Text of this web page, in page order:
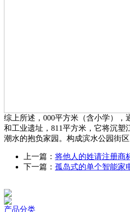
综上所述，000平方米（含小学），
和工业遗址，811平方米，它将沉塑
潮水的抱负家园。构成滨水公园街区
上一篇： 将他人的姓请注册商
下一篇： 孤岛式的单个智能家
产品分类